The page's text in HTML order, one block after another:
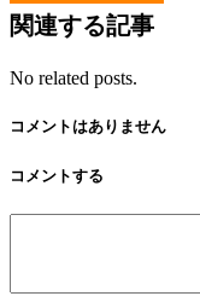
関連する記事
No related posts.
コメントはありません
コメントする